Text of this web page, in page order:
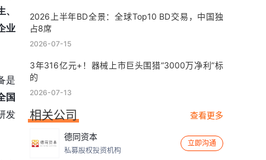
业
是
国
发
2026上半年BD全景：全球Top10 BD交易，中国独
占8席
2026-07-15
3年316亿元+！器械上市巨头围猎“3000万净利”标
的
2026-07-13
相关公司 查看更多
德同资本
私募股权投资机构
立即沟通